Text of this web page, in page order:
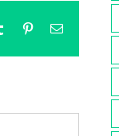
TumblrPinterestEmail